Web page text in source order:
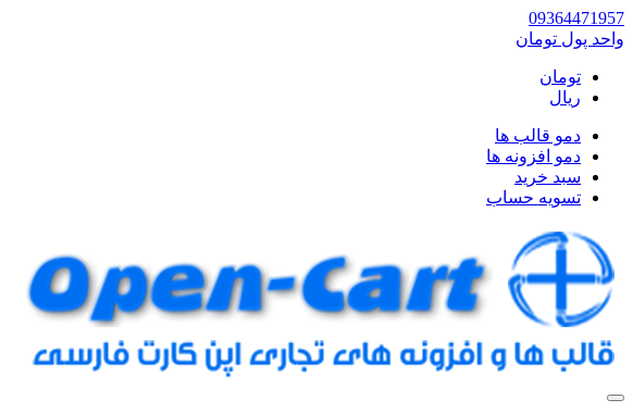
09364471957
واحد پول تومان
تومان
ریال
دمو قالب ها
دمو افزونه ها
سبد خرید
تسویه حساب